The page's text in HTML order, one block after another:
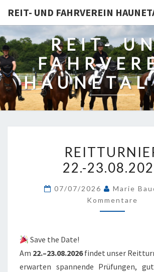
REIT- UND FAHRVEREIN
REIT-
22.-
22.-
07/07/2026 Marie
Kommentare
Save the Date!
Am 22.–23.08.2026findet unser
erwarten spannende Prüfungen,